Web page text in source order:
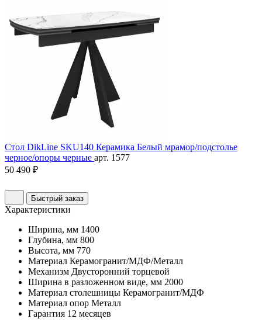
Стол DikLine SKU140 Керамика Белый мрамор/подстолье
черное/опоры черные арт. 1577
50 490 ₽
Быстрый заказ
Характеристики
Ширина, мм 1400
Глубина, мм 800
Высота, мм 770
Материал Керамогранит/МДФ/Металл
Механизм Двусторонний торцевой
Ширина в разложенном виде, мм 2000
Материал столешницы Керамогранит/МДФ
Материал опор Металл
Гарантия 12 месяцев